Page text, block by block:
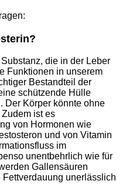
die in der Leber
Funktionen in unserem
Bestandteil der
schützende Hülle
Der Körper könnte ohne
ist es
von Hormonen wie
und von Vitamin
im
unentbehrlich wie für
Gallensäuren
unerlässlich